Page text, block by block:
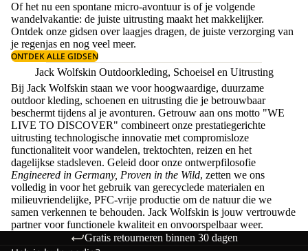
Of het nu een spontane micro-avontuur is of je volgende
wandelvakantie: de juiste uitrusting maakt het makkelijker.
Ontdek onze gidsen overlaagjes dragen, de juiste verzorging van
je regenjas en nog veel meer.
ONTDEK ALLE GIDSEN
Jack Wolfskin Outdoorkleding, Schoeisel en Uitrusting
Bij Jack Wolfskin staan we voor hoogwaardige, duurzame
outdoor kleding, schoenen en uitrusting die je betrouwbaar
beschermt tijdens al je avonturen. Getrouw aan ons motto "WE
LIVE TO DISCOVER" combineert onze prestatiegerichte
uitrusting technologische innovatie met compromisloze
functionaliteit voor wandelen, trektochten, reizen en het
dagelijkse stadsleven. Geleid door onze ontwerpfilosofie
Engineered in Germany, Proven in the Wild, zetten we ons
volledig in voor het gebruik van gerecyclede materialen en
milieuvriendelijke, PFC-vrije productie om de natuur die we
samen verkennen te behouden. Jack Wolfskin is jouw vertrouwde
partner voor functionele kwaliteit en onvoorspelbaar weer.
Gratis retourneren binnen 30 dagen